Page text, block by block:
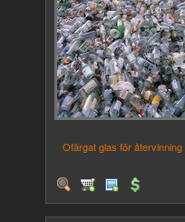
Ofärgat glas för återvinning